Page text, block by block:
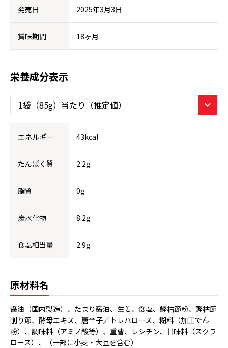
発売日 2025年3月3日
賞味期間 18ヶ月
栄養成分表示
エネルギー 43kcal
たんぱく質 2.2g
脂質 0g
炭水化物 8.2g
食塩相当量 2.9g
原材料名
醤油（国内製造）、たまり醤油、生姜、食塩、鰹枯節粉、鰹枯節
削り節、酵母エキス、唐辛子／トレハロース、糊料（加工でん
粉）、調味料（アミノ酸等）、重曹、レシチン、甘味料（スクラ
ロース）、（一部に小麦・大豆を含む）